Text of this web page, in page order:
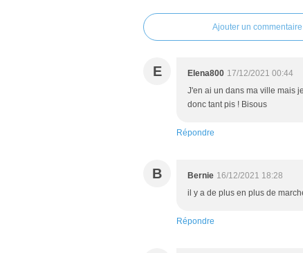
Ajouter un commentaire
E Elena800 17/12/2021 00:44
J'en ai un dans ma ville mais
donc tant pis ! Bisous
Répondre
B Bernie 16/12/2021 18:28
il y a de plus en plus de
Répondre